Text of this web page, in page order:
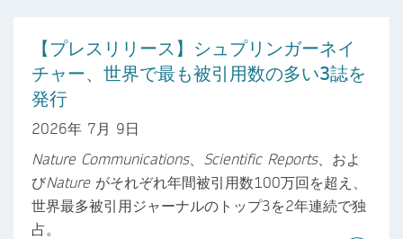
【プレスリリース】シュプリンガーネイ
チャー、世界で最も被引用数の多い3誌を
発行
2026年 7月 9日
Nature Communications、 Scientific Reports、およ
びNatureがそれぞれ年間被引用数100万回を超え、
世界最多被引用ジャーナルのトップ3を2年連続で独
占。